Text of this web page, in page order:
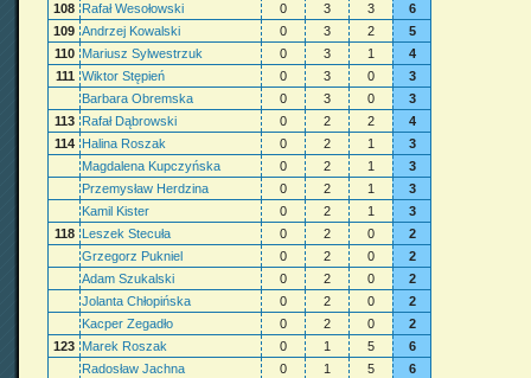
108 Rafał Wesołowski 0 3 3
6
109 Andrzej Kowalski 0 3 2
5
110 Mariusz Sylwestrzuk 0 3 1
4
111 Wiktor Stępień 0 3 0
3
Barbara Obremska
0 3 0
3
113 Rafał Dąbrowski 0 2 2
4
114 Halina Roszak 0 2 1
3
Magdalena Kupczyńska
0 2 1
3
Przemysław Herdzina
0 2 1
3
Kamil Kister
0 2 1
3
118 Leszek Stecuła 0 2 0
2
Grzegorz Pukniel
0 2 0
2
Adam Szukalski
0 2 0
2
Jolanta Chłopińska
0 2 0
2
Kacper Zegadło
0 2 0
2
123 Marek Roszak 0 1 5
6
Radosław Jachna
0 1 5
6